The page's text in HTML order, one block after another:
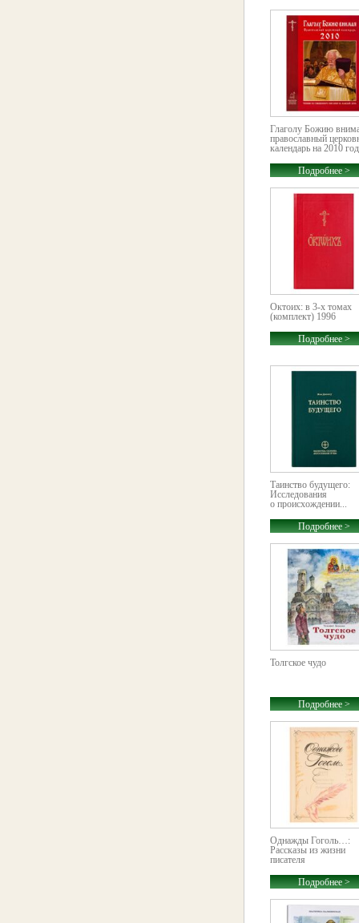
Глаголу Божию
православный
календарь на 2010
Подробнее >
Октоих: в 3-х томах
(комплект) 1996
Подробнее >
Таинство будущего:
Исследования
о происхождении...
Подробнее >
Толгское чудо
Подробнее >
Однажды Гоголь…:
Рассказы из жизни
писателя
Подробнее >